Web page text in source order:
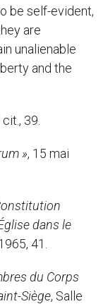
be self-evident,
are
unalienable
and the
cit., 39.
», 15 mai
dans le
41.
du Corps
Siège, Salle